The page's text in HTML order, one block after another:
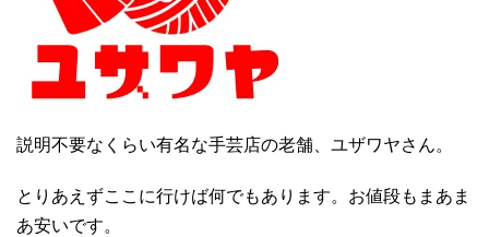
説明不要なくらい有名な手芸店の老舗、ユザワヤさん。
とりあえずここに行けば何でもあります。お値段もまあま
あ安いです。